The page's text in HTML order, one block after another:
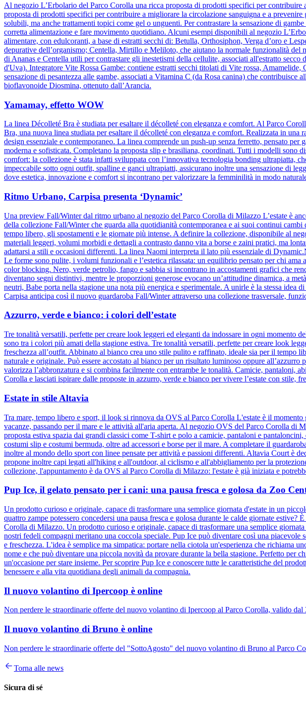
Al negozio L’Erbolario del Parco Corolla una ricca proposta di prodotti specifici per
proposta di prodotti specifici per contribuire a migliorare la circolazione sanguigna e a
solubili, ma anche trattamenti topici come gel o unguenti. Per contrastare la sensazione di
corretta alimentazione e fare movimento quotidiano. Alcuni esempi disponibili al negozio
alimentare, con edulcoranti, a base di estratti secchi di: Betulla, Orthosiphon, Verga d’oro e
depurative dell’organismo; Centella, Mirtillo e Meliloto, che aiutano la normale funzionalità
di Ananas e Centella utili per contrastare gli inestetismi della cellulite, associati all'estratto
d'Uva). Integratore Vite Rossa Gambe: contiene estratti secchi titolati di Vite rossa,
sensazione di pesantezza alle gambe, associati a Vitamina C (da Rosa canina) che
bioflavonoide Diosmina, ottenuto dall’Arancia.
Yamamay, effetto WOW
La linea Décolleté Bra è studiata per esaltare il décolleté con eleganza e comfort. Al Parco
Bra, una nuova linea studiata per esaltare il décolleté con eleganza e comfort. Realizzata in
design essenziale e contemporaneo. La linea comprende un push-up senza ferretto, pensato
moderna e sofisticata. Completano la proposta slip e brasiliana, coordinati. Tutti i modelli sono
comfort: la collezione è stata infatti sviluppata con l’innovativa tecnologia bonding ultrapiatta,
impeccabile sotto ogni outfit, spalline e ganci ultrapiatti, assicurano inoltre una sensazione di
dove estetica, innovazione e comfort si incontrano per valorizzare la femminilità in modo
Ritmo Urbano, Carpisa presenta ‘Dynamic’
Una preview Fall/Winter dal ritmo urbano al negozio del Parco Corolla di Milazzo L’estate è
della collezione Fall/Winter che guarda alla quotidianità contemporanea e ai suoi continui
tempo libero, gli spostamenti e le giornate più intense. A definire la collezione, disponibile al
materiali leggeri, volumi morbidi e dettagli a contrasto danno vita a borse e zaini pratici, ma
adattarsi a stili e occasioni differenti. La linea Naomi interpreta il lato più essenziale di
Le forme sono pulite, i volumi funzionali e l’estetica rilassata: un equilibrio pensato per chi
color blocking. Nero, verde petrolio, fango e sabbia si incontrano in accostamenti grafici che
diventano segni distintivi, mentre le proporzioni generose evocano un’attitudine dinamica, a
neutri, Babe porta nella stagione una nota più energica e sperimentale. A unirle è la stessa idea
Carpisa anticipa così il nuovo guardaroba Fall/Winter attraverso una collezione trasversale,
Azzurro, verde e bianco: i colori dell’estate
Tre tonalità versatili, perfette per creare look leggeri ed eleganti da indossare in ogni
sono tra i colori più amati della stagione estiva. Tre tonalità versatili, perfette per creare look
freschezza all’outfit. Abbinato al bianco crea uno stile pulito e raffinato, ideale sia per il tempo
naturale e originale. Può essere accostato al bianco per un risultato luminoso oppure
valorizza l’abbronzatura e si combina facilmente con entrambe le tonalità. Camicie, pantaloni,
Corolla e lasciati ispirare dalle proposte in azzurro, verde e bianco per vivere l’estate con stile,
Estate in stile Altavia
Tra mare, tempo libero e sport, il look si rinnova da OVS al Parco Corolla L'estate è il
vacanze, passando per il mare e le attività all'aria aperta. Al negozio OVS del Parco Corolla
proposta estiva spazia dai grandi classici come T-shirt e polo a camicie, pantaloni e
costumi slip e costumi bermuda, oltre ad accessori e borse per il mare. A completare il
inoltre al mondo dello sport con linee pensate per attività e passioni differenti. Altavia Court è
propone inoltre capi legati all'hiking e all'outdoor, al ciclismo e all'abbigliamento per la
collezione, l'appuntamento è da OVS al Parco Corolla di Milazzo: l'estate è già iniziata e
Pup Ice, il gelato pensato per i cani: una pausa fresca e golosa da Zoo
Un prodotto curioso e originale, capace di trasformare una semplice giornata d'estate in un
quattro zampe potessero concedersi una pausa fresca e golosa durante le calde giornate
Corolla di Milazzo. Un prodotto curioso e originale, capace di trasformare una semplice
nostri fedeli compagni meritano una coccola speciale. Pup Ice può diventare così una
e freschezza. L'idea è semplice ma simpatica: portare nella ciotola un'esperienza che richiama
nome e che può diventare una piccola novità da provare durante la bella stagione. Perfetto per
un'occasione per stare insieme. Per scoprire Pup Ice e conoscere tutte le caratteristiche del
benessere e alla vita quotidiana degli animali da compagnia.
Il nuovo volantino di Ipercoop è online
Non perdere le straordinarie offerte del nuovo volantino di Ipercoop al Parco Corolla, valido
Il nuovo volantino di Bruno è online
Non perdere le straordinarie offerte del "SottoAgosto" del nuovo volantino di Bruno al Parco
Torna alle news
Sicura di sé